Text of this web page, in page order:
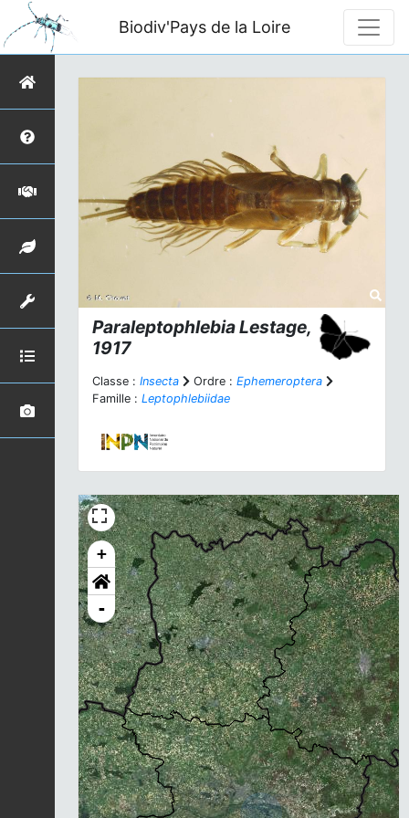
Biodiv'Pays de la Loire
ParaleptophlebiaLestage,
1917
Classe : Insecta Ordre : Ephemeroptera
Famille : Leptophlebiidae
Chargement...
+
-